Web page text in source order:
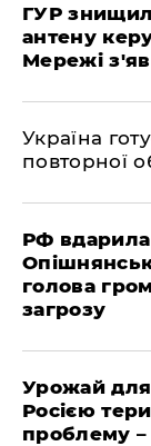
ГУР
антену
Мережі
Україна
повторної
РФ вдарила
голова
загрозу
Урожай для
Росією
проблему